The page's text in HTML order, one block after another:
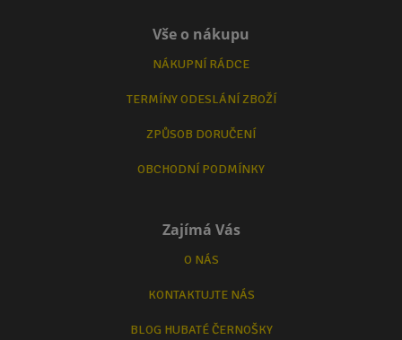
Vše o nákupu
NÁKUPNÍ RÁDCE
TERMÍNY ODESLÁNÍ ZBOŽÍ
ZPŮSOB DORUČENÍ
OBCHODNÍ PODMÍNKY
Zajímá Vás
O NÁS
KONTAKTUJTE NÁS
BLOG HUBATÉ ČERNOŠKY